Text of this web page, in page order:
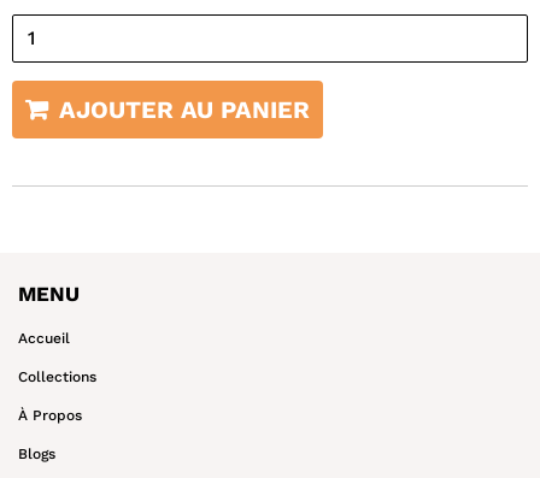
AJOUTER AU PANIER
MENU
Accueil
Collections
À Propos
Blogs